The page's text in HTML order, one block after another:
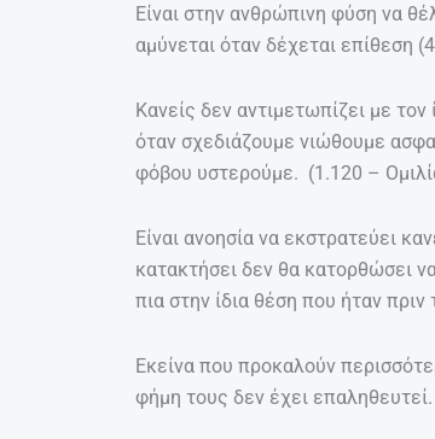
Είναι στην ανθρώπινη φύση να
αμύνεται όταν δέχεται επίθεση
Κανείς δεν αντιμετωπίζει με
όταν σχεδιάζουμε νιώθουμε
φόβου υστερούμε. (1.120 –
Είναι ανοησία να εκστρατεύει
κατακτήσει δεν θα κατορθώσει
πια στην ίδια θέση που ήταν πριν
Εκείνα που προκαλούν
φήμη τους δεν έχει